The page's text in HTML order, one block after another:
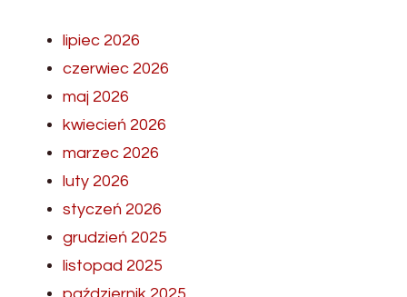
lipiec 2026
czerwiec 2026
maj 2026
kwiecień 2026
marzec 2026
luty 2026
styczeń 2026
grudzień 2025
listopad 2025